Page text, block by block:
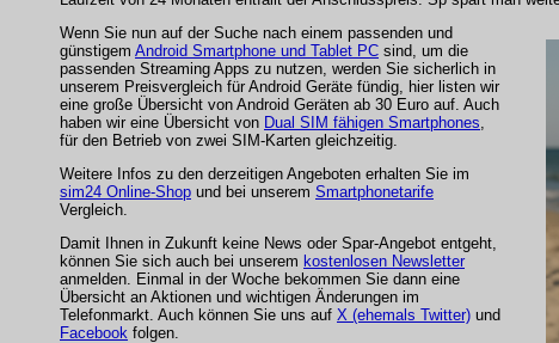
Wenn Sie nun auf der Suche nach einem passenden und
günstigem Android Smartphone und Tablet PC sind, um die
passenden Streaming Apps zu nutzen, werden Sie sicherlich in
unserem Preisvergleich für Android Geräte fündig, hier listen wir
eine große Übersicht von Android Geräten ab 30 Euro auf. Auch
haben wir eine Übersicht von Dual SIM fähigen Smartphones
für den Betrieb von zwei SIM-Karten gleichzeitig.
Weitere Infos zu den derzeitigen Angeboten erhalten Sie im
sim24 Online-Shop und bei unserem Smartphonetarife
Vergleich.
Damit Ihnen in Zukunft keine News oder Spar-Angebot entgeht,
können Sie sich auch bei unserem kostenlosen Newsletter
anmelden. Einmal in der Woche bekommen Sie dann eine
Übersicht an Aktionen und wichtigen Änderungen im
Telefonmarkt. Auch können Sie uns auf X (ehemals Twitter) und
Facebook folgen.